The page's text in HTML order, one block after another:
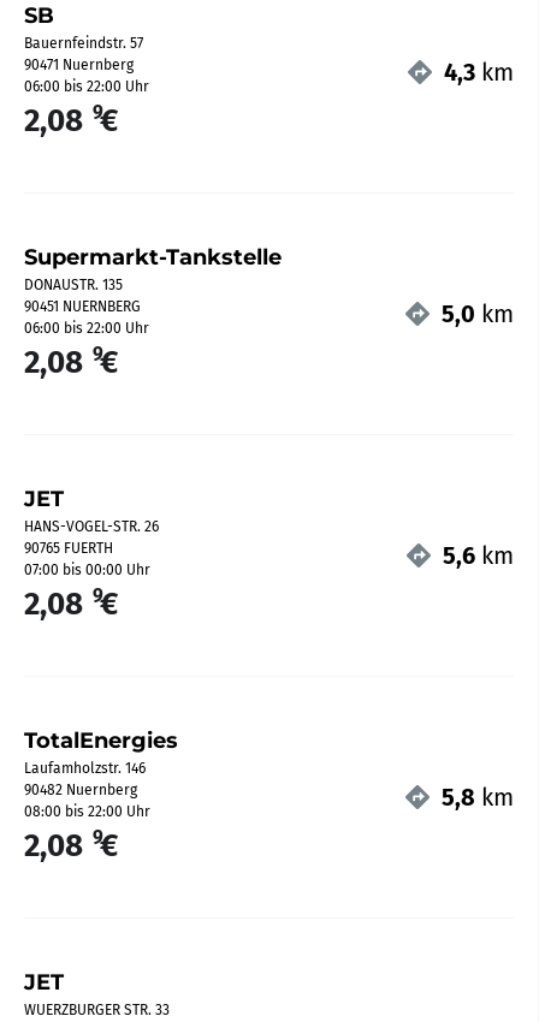
SB
Bauernfeindstr. 57
90471 Nuernberg
06:00 bis 22:00 Uhr
2,08 9€
4,3 km
Supermarkt-Tankstelle
DONAUSTR. 135
90451 NUERNBERG
06:00 bis 22:00 Uhr
2,08 9€
5,0 km
JET
HANS-VOGEL-STR. 26
90765 FUERTH
07:00 bis 00:00 Uhr
2,08 9€
5,6 km
TotalEnergies
Laufamholzstr. 146
90482 Nuernberg
08:00 bis 22:00 Uhr
2,08 9€
5,8 km
JET
WUERZBURGER STR. 33